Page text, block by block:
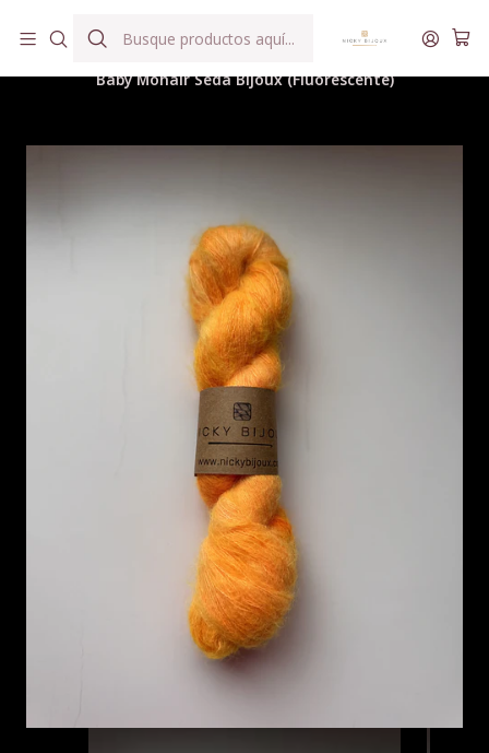
Baby Mohair Seda Bijoux (Fluorescente)